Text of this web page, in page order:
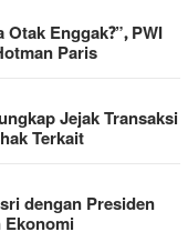
Enggak?”, PWI
Paris
Jejak Transaksi
Terkait
dengan Presiden
Ekonomi